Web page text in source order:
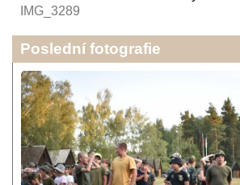
IMG_3289
Poslední fotografie